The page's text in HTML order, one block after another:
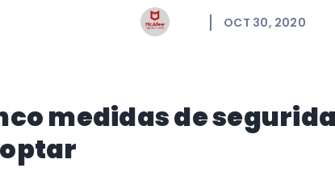
OCT 30, 2020
medidas de